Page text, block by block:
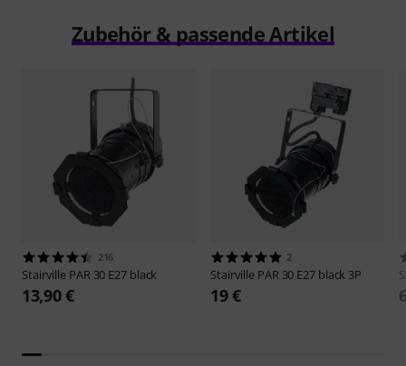
Zubehör & passende Artikel
216
Stairville PAR 30 E27 black
13,90 €
2
Stairville PAR 30 E27 black 3P
19 €